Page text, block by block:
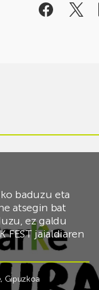
baduzu eta
atsegin bat
ez galdu
FEST jaialdiaren
, Gipuzkoa